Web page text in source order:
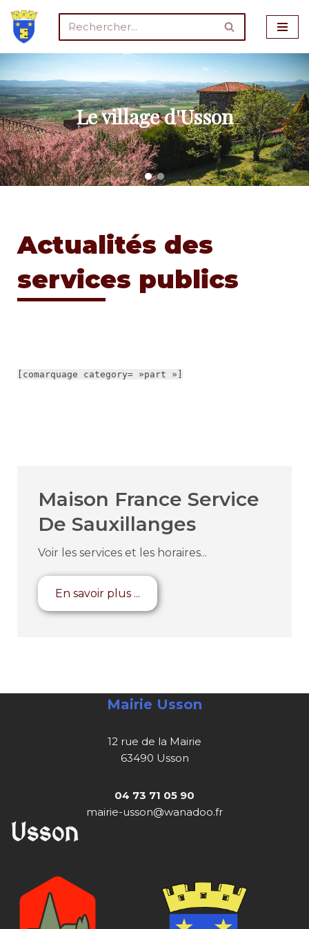
Aller
au
contenu
Le village d'Usson
Actualités des
services publics
[comarquage category= »part »]
Maison France Service
De Sauxillanges
Voir les services et les horaires...
En savoir plus ...
Mairie Usson
12 rue de la Mairie
63490 Usson
04 73 71 05 90
mairie-usson@wanadoo.fr
Usson